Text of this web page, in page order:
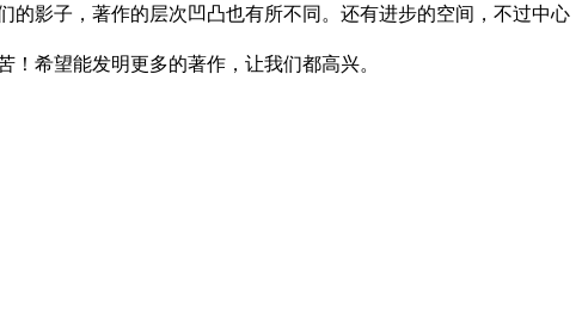
影子，著作的层次凹凸也有所不同。还有进步的空间，不过中心
希望能发明更多的著作，让我们都高兴。